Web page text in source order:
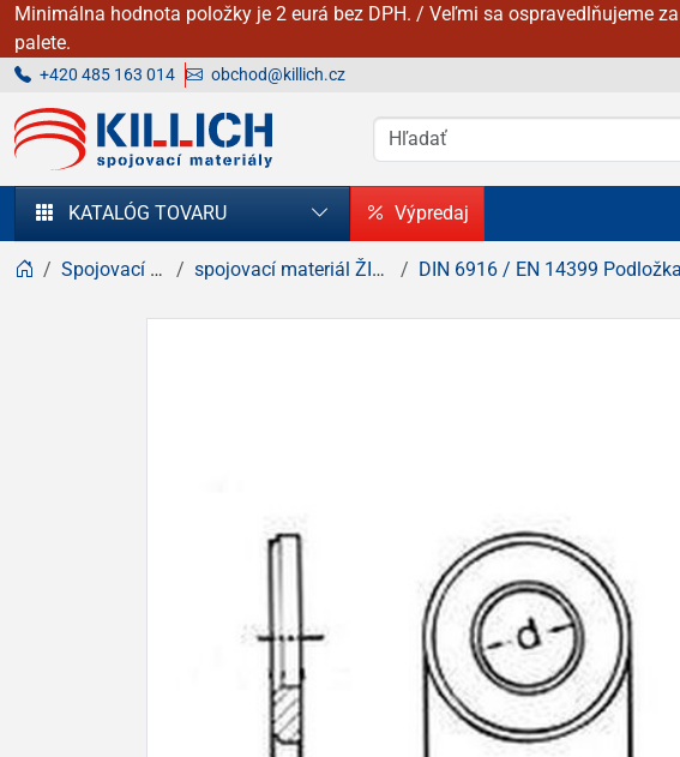
Minimálna hodnota položky je 2 eurá bez DPH. / Veľmi sa ospravedlňujeme
palete.
+420 485 163 014 obchod@killich.cz
KILLICH - Spojovacie materiály
KATALÓG TOVARU Výpredaj
Spojovací materiál spojovací materiál ŽIAROVÝ zinok DIN 6916 / EN 14399 Podložka kruhová pre